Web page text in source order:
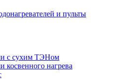
и пульты
с сухим ТЭНом
косвенного нагрева